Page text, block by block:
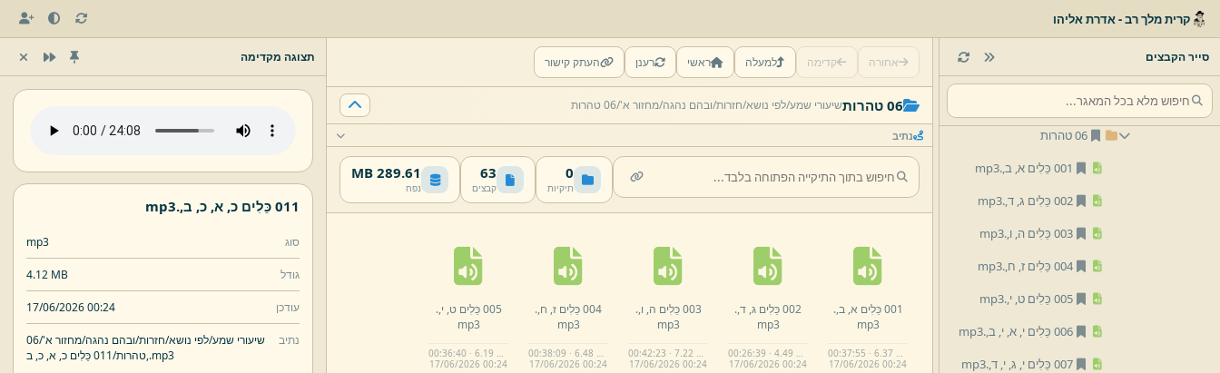
קרית מלך רב - אדרת אליהו
סייר הקבצים
03 נשים
05 קדשים
06 טהרות
001 כֵּלִים א,
ב,.
mp3
002 כֵּלִים ג,
ד,.
mp3
003 כֵּלִים ה,
ו,.
mp3
004 כֵּלִים ז,
ח,.
mp3
005 כֵּלִים ט,
י,.
mp3
006 כֵּלִים י,
א, י, ב,.
mp3
007 כֵּלִים י,
ג, י, ד,.
mp3
אחורה קדימה למעלה ראשי רענן העתק קישור
06 טהרות שיעורי שמע/לפי נושא/חזרות/ובהם נהגה/מחזור א'/06 טהרות
נתיב
0
תיקיות
63
קבצים
289.61 MB
נפח
001 כֵּלִים א, ב,.
mp3
00:37:55 · 6.37 MB
17/06/2026 00:24
002 כֵּלִים ג, ד,.
mp3
00:26:39 · 4.49 MB
17/06/2026 00:24
003 כֵּלִים ה, ו,.
mp3
00:42:23 · 7.22 MB
17/06/2026 00:24
004 כֵּלִים ז, ח,.
mp3
00:38:09 · 6.48 MB
17/06/2026 00:24
005 כֵּלִים ט, י,.
mp3
00:36:40 · 6.19 MB
17/06/2026 00:24
תצוגה מקדימה
011 כֵּלִים כ, א, כ, ב,.
mp3
סוג mp3
גודל 4.12 MB
עודכן 17/06/2026 00:24
נתיב שיעורי שמע/לפי נושא/חזרות/ובהם נהגה/מחזור א'/06
טהרות/011 כֵּלִים כ, א, כ, ב,.mp3